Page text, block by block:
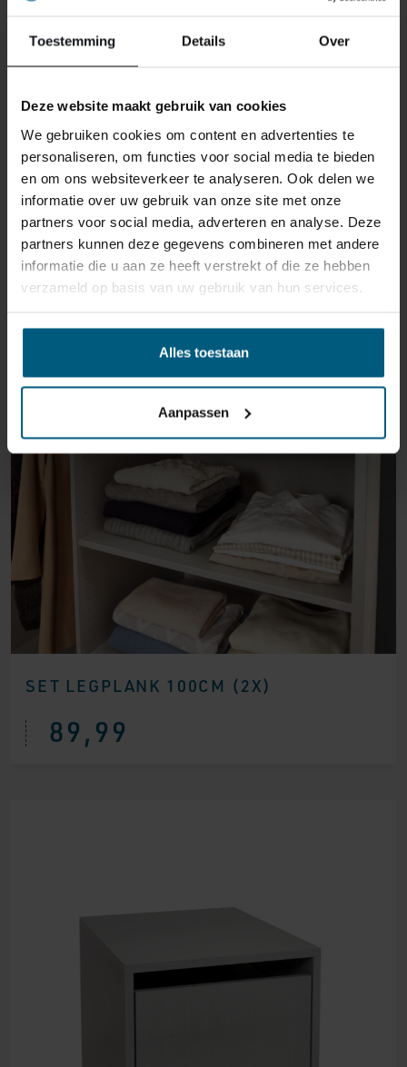
Toestemming Details Over
Deze website maakt gebruik van cookies
We gebruiken cookies om content en advertenties te
personaliseren, om functies voor social media te bieden
en om ons websiteverkeer te analyseren. Ook delen we
informatie over uw gebruik van onze site met onze
partners voor social media, adverteren en analyse. Deze
partners kunnen deze gegevens combineren met andere
informatie die u aan ze heeft verstrekt of die ze hebben
verzameld op basis van uw gebruik van hun services.
Alles toestaan
Aanpassen
dagen na ontvangst zonder opgave van reden te
annuleren. Behandel het product met zorg en zorg
Mocht het product beschadigd zijn of is de verpakking
meer beschadigd dan nodig, dan kunnen we deze
waardevermindering van het product aan u
doorberekenen.
GERELATEERDE PRODUCTEN
SET LEGPLANK 100CM (2X)
89,99